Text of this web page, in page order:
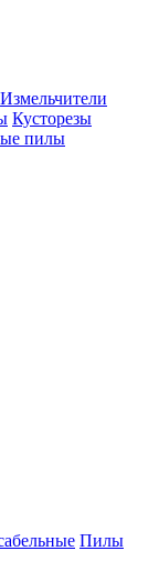
Измельчители
Кусторезы
пилы
Пилы